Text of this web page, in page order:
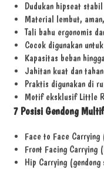
Dudukan hipseat
Material lembut,
Tali bahu ergonomis
Cocok digunakan
Kapasitas beban
Jahitan kuat dan
Praktis digunakan di
Motif eksklusif Little
7 Posisi Gendong
Face to Face Carrying
Front Facing Carrying
Hip Carrying (gendong